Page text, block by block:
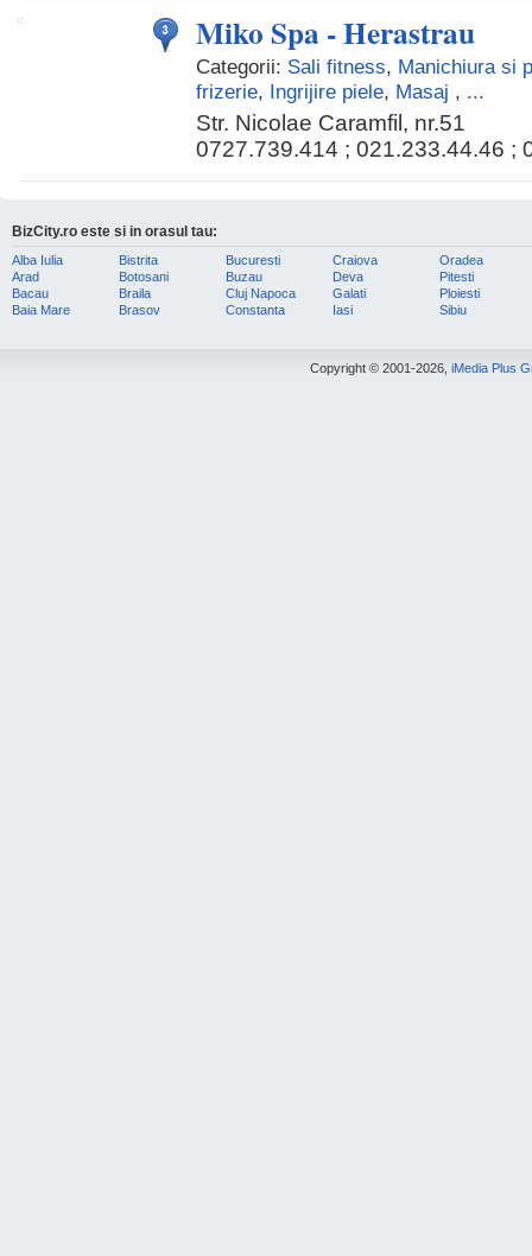
Miko Spa - Herastrau
Categorii: Sali fitness, Manichiura si
frizerie, Ingrijire piele, Masaj , ...
Str. Nicolae Caramfil, nr.51
0727.739.414 ; 021.233.44.46 ;
BizCity.ro este si in orasul tau:
Alba Iulia
Arad
Bacau
Baia Mare
Bistrita
Botosani
Braila
Brasov
Bucuresti
Buzau
Cluj Napoca
Constanta
Craiova
Deva
Galati
Iasi
Oradea
Pitesti
Ploiesti
Sibiu
Copyright © 2001-2026, iMedia Plus